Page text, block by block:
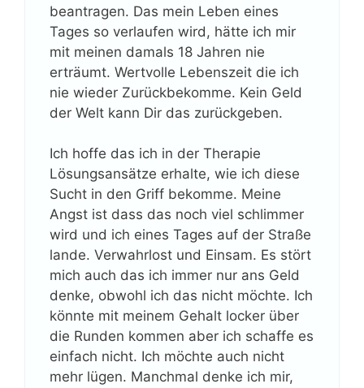
beantragen. Das mein Leben eines
Tages so verlaufen wird, hätte ich mir
mit meinen damals 18 Jahren nie
erträumt. Wertvolle Lebenszeit die ich
nie wieder Zurückbekomme. Kein Geld
der Welt kann Dir das zurückgeben.
Ich hoffe das ich in der Therapie
Lösungsansätze erhalte, wie ich diese
Sucht in den Griff bekomme. Meine
Angst ist dass das noch viel schlimmer
wird und ich eines Tages auf der Straße
lande. Verwahrlost und Einsam. Es stört
mich auch das ich immer nur ans Geld
denke, obwohl ich das nicht möchte. Ich
könnte mit meinem Gehalt locker über
die Runden kommen aber ich schaffe es
einfach nicht. Ich möchte auch nicht
mehr lügen. Manchmal denke ich mir,